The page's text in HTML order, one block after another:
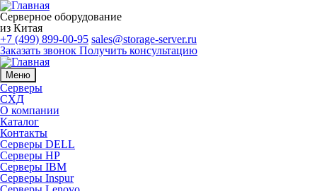
Серверное оборудование
из Китая
+7 (499) 899-00-95 sales@storage-server.ru
Заказать звонок Получить консультацию
Меню
Серверы
СХД
О компании
Каталог
Контакты
Серверы DELL
Серверы HP
Серверы IBM
Серверы Inspur